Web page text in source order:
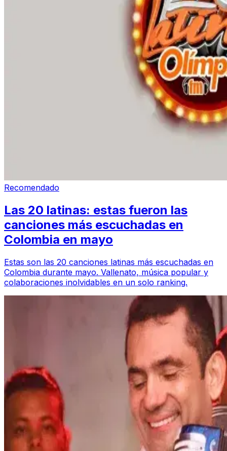
Recomendado
Las 20 latinas: estas fueron las
canciones más escuchadas en
Colombia en mayo
Estas son las 20 canciones latinas más escuchadas en
Colombia durante mayo. Vallenato, música popular y
colaboraciones inolvidables en un solo ranking.